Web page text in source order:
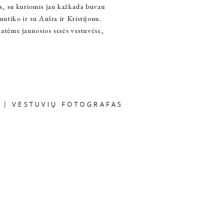
su kuriomis jau kažkada buvau
nutiko ir su Aušra ir Kristijonu.
jaunosios sesės vestuvėse,
VESTUVIŲ FOTOGRAFAS